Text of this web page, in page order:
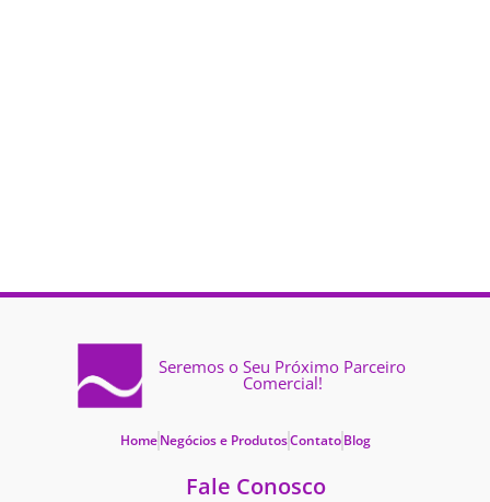
Seremos o Seu Próximo Parceiro
Comercial!
Home Negócios e ProdutosContato Blog
Fale Conosco